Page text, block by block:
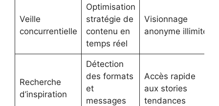
Veille
concurrentielle
Optimisation
stratégie de
contenu en
temps réel
Visionnage
anonyme illimité
Recherche
d’inspiration
Détection
des formats
et
messages
Accès rapide
aux stories
tendances